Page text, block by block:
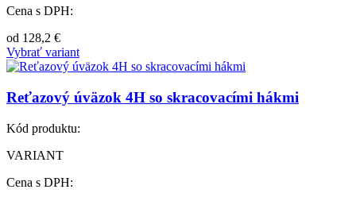
Cena s DPH:
od 128,2 €
Vybrať variant
Reťazový úväzok 4H so skracovacími hákmi
Kód produktu:
VARIANT
Cena s DPH: